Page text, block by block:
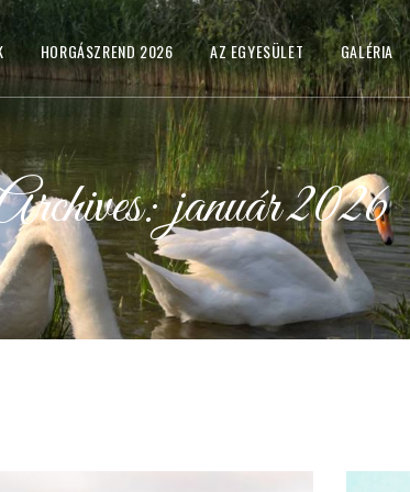
HORGÁSZREND 2026 AZ EGYESÜLET GALÉRIA
január 2026